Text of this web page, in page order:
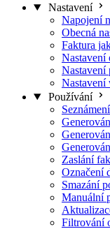
Nastavení
Napojení
Obecná
Faktura
Nastavení
Nastavení
Nastavení
Používání
Zaslání
Označení
Smazání
Manuální
Filtrování